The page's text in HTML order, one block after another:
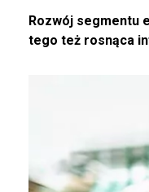
Rozwój segmentu
tego też rosnąca